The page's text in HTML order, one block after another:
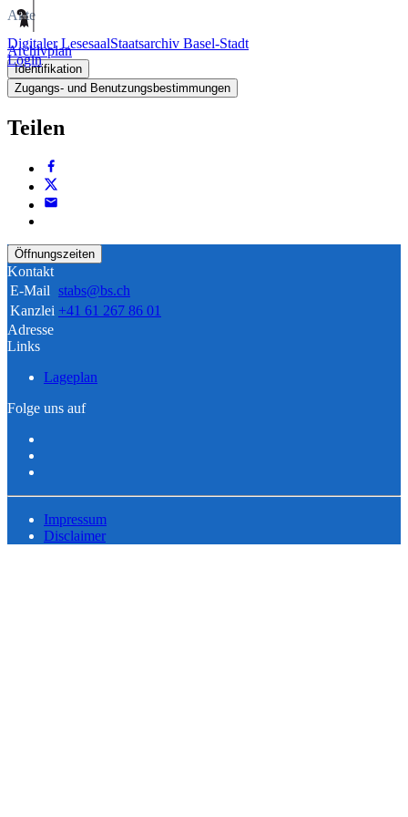
Digitaler LesesaalStaatsarchiv Basel-Stadt
Login
Akte
Archivplan
Identifikation
Zugangs- und Benutzungsbestimmungen
Teilen
Öffnungszeiten
Kontakt
E-Mail stabs@bs.ch
Kanzlei +41 61 267 86 01
Adresse
Links
Lageplan
Folge uns auf
Impressum
Disclaimer